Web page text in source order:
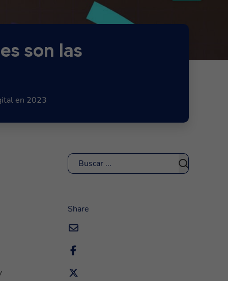
son las
en 2023
Buscar
Share